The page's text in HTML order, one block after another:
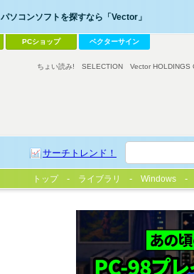
パソコンソフトを探すなら「Vector」
PCショップ ベクターサイン
サーチトレンド！
ちょい読み! SELECTION Vector HOLDINGS
トップ ライブラリ Windows